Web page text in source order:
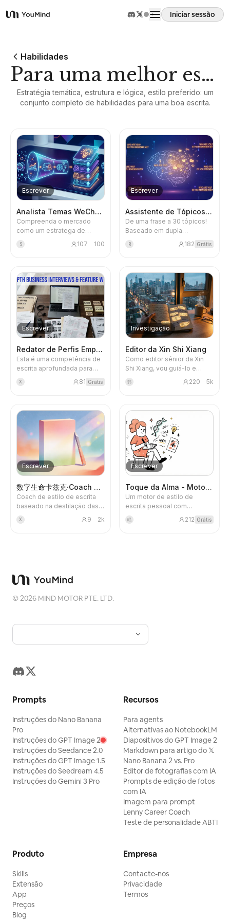
YouMind
Iniciar sessão
Casos de uso
Prompts
Preços
Transferir
Blogue
Atualizações
Habilidades
Para uma melhor escrita
Estratégia temática, estrutura e lógica, estilo preferido: um
conjunto completo de habilidades para uma boa escrita.
Escrever
Analista Temas WeChat v2.0
Compreenda o mercado
como um estratega de
conteúdo experiente.
Através de diagnóstico de
tópicos, faça com que o
conteúdo da sua conta
oficial do WeChat se torne
viral em cada artigo,
abandonando a abordagem
de escolher tópicos por
“intuição”.
S 107 100
Escrever
Assistente de Tópicos Duplo
De uma frase a 30 tópicos!
Baseado em dupla
exploração com base de
conhecimento + pesquisa
citações de utilizadores e
inspirações dispersas em
10-30 tópicos acionáveis.
Cada tópico tem suporte de
material, avaliação de
popularidade e análise de
viabilidade, levando-te de
'demasiados tópicos, não
sei qual escolher'.
R 182 Grátis
Escrever
Redator de Perfis Empresariais
Esta é uma competência de
escrita aprofundada para
entrevistas a fundadores,
de setor. Não se trata
apenas de polir textos, mas
de reproduzir integralmente
o processo de apuração e
redação de uma publicação
profissional: desde o
diagnóstico de materiais,
entrevistas, pesquisa de
dados, verificação de
factos, extração de
estrutura, até ao
ou meios de comunicação,
título, resumo, versão
precisam de organizar notas
dispersas em reportagens
X 81 Grátis
Investigação
Editor da Xin Shi Xiang
Como editor sénior da Xin
Shi Xiang, vou guiá-lo e
questioná-lo passo a passo
para escrever artigos no
韩 220 5k
Escrever
数字生命卡兹克·Coach de Escrita
Coach de estilo de escrita
baseado na destilação das
obras de 数字生命卡兹克,
parágrafos, estilo de
de 卡兹克.
X 9 2k
Escrever
Toque da Alma - Motor de Texto
Um motor de estilo de
escrita pessoal com
aprendizagem contínua. Ao
analisar os seus trabalhos ou
continuamente o estilo. •
Adaptação por fases -
Oferece estratégias
todas as plataformas como
Xiaohongshu, Twitter,
Douyin, etc. • Consciência
de serviço proativo -
Monitoriza edições entre
conversas e lembra-o
inteligentemente sobre
aprendizagem de estilo. 💡
Público-alvo: • Criadores de
conteúdo a desenvolver a
sua marca pessoal. •
Influenciadores que
desejam estabelecer um
qualidade em massa. ⚡ Início
seus trabalhos ou artigos
favoritos. 2. Responda a 3
perguntas simples para
眠 212 Grátis
©2026 MIND MOTOR PTE. LTD.
Prompts
Instruções do Nano Banana
Pro
Instruções do GPT Image 2
Instruções do Seedance 2.0
Instruções do GPT Image 1.5
Instruções do Seedream 4.5
Instruções do Gemini 3 Pro
Recursos
Para agents
Alternativas ao NotebookLM
Diapositivos do GPT Image 2
Markdown para artigo do 𝕏
Nano Banana 2 vs. Pro
Editor de fotografias com IA
Prompts de edição de fotos
com IA
Imagem para prompt
Lenny Career Coach
Teste de personalidade ABTI
Produto
Skills
Extensão
App
Preços
Blog
Empresa
Contacte-nos
Privacidade
Termos